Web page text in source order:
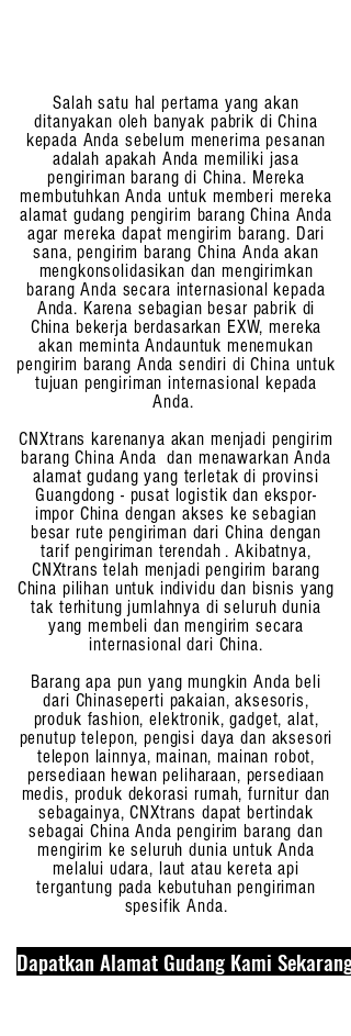
Salah satu hal pertama yang akan
ditanyakan oleh banyak pabrik di China
kepada Anda sebelum menerima pesanan
adalah apakah Anda memiliki jasa
pengiriman barang di China. Mereka
membutuhkan Anda untuk memberi mereka
alamat gudang pengirim barang China Anda
agar mereka dapat mengirim barang. Dari
sana, pengirim barang China Anda akan
mengkonsolidasikan dan mengirimkan
barang Anda secara internasional kepada
Anda. Karena sebagian besar pabrik di
China bekerja berdasarkan EXW, mereka
akan meminta Andauntuk menemukan
pengirim barang Anda sendiri di China untuk
tujuan pengiriman internasional kepada
Anda.
CNXtrans karenanya akan menjadi pengirim
barang China Anda dan menawarkan Anda
alamat gudang yang terletak di provinsi
Guangdong - pusat logistik dan ekspor-
impor China dengan akses ke sebagian
besar rute pengiriman dari China dengan
tarif pengiriman terendah . Akibatnya,
CNXtrans telah menjadi pengirim barang
China pilihan untuk individu dan bisnis yang
tak terhitung jumlahnya di seluruh dunia
yang membeli dan mengirim secara
internasional dari China.
Barang apa pun yang mungkin Anda beli
dari Chinaseperti pakaian, aksesoris,
produk fashion, elektronik, gadget, alat,
penutup telepon, pengisi daya dan aksesori
telepon lainnya, mainan, mainan robot,
persediaan hewan peliharaan, persediaan
medis, produk dekorasi rumah, furnitur dan
sebagainya, CNXtrans dapat bertindak
sebagai China Anda pengirim barang dan
mengirim ke seluruh dunia untuk Anda
melalui udara, laut atau kereta api
tergantung pada kebutuhan pengiriman
spesifik Anda.
Dapatkan Alamat Gudang Kami Sekarang